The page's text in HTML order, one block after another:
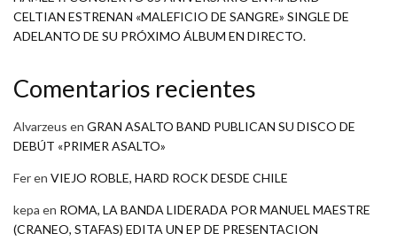
CELTIAN ESTRENAN «MALEFICIO DE SANGRE» SINGLE DE
ADELANTO DE SU PRÓXIMO ÁLBUM EN DIRECTO.
Comentarios recientes
Alvarzeus en GRAN ASALTO BAND PUBLICAN SU DISCO DE
DEBÚT «PRIMER ASALTO»
Feren VIEJO ROBLE, HARD ROCK DESDE CHILE
kepa en ROMA, LA BANDA LIDERADA POR MANUEL MAESTRE
(CRANEO, STAFAS) EDITA UN EP DE PRESENTACION